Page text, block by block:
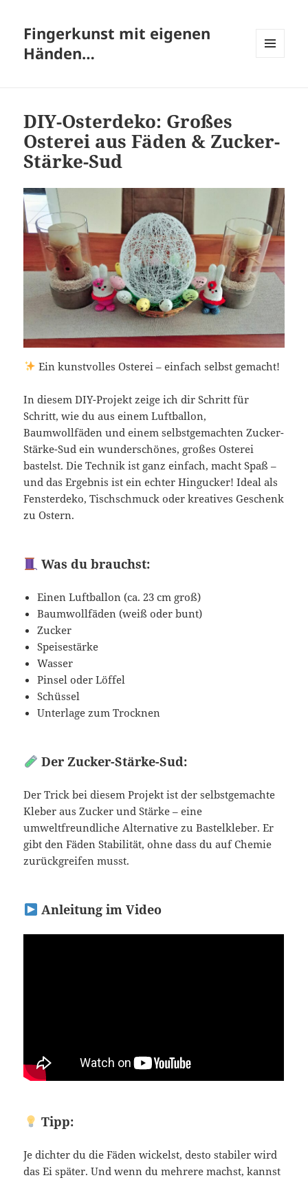
Fingerkunst mit eigenen
Händen…
DIY-Osterdeko: Großes
Osterei aus Fäden & Zucker-
Stärke-Sud
Ein kunstvolles Osterei – einfach selbst gemacht!
In diesem DIY-Projekt zeige ich dir Schritt für
Schritt, wie du aus einem Luftballon,
Baumwollfäden und einem selbstgemachten Zucker-
Stärke-Sud ein wunderschönes, großes Osterei
bastelst. Die Technik ist ganz einfach, macht Spaß –
und das Ergebnis ist ein echter Hingucker! Ideal als
Fensterdeko, Tischschmuck oder kreatives Geschenk
zu Ostern.
Was du brauchst:
Einen Luftballon (ca. 23 cm groß)
Baumwollfäden (weiß oder bunt)
Zucker
Speisestärke
Wasser
Pinsel oder Löffel
Schüssel
Unterlage zum Trocknen
Der Zucker-Stärke-Sud:
Der Trick bei diesem Projekt ist der selbstgemachte
Kleber aus Zucker und Stärke – eine
umweltfreundliche Alternative zu Bastelkleber. Er
gibt den Fäden Stabilität, ohne dass du auf Chemie
zurückgreifen musst.
Anleitung im Video
Tipp:
Je dichter du die Fäden wickelst, desto stabiler wird
das Ei später. Und wenn du mehrere machst, kannst